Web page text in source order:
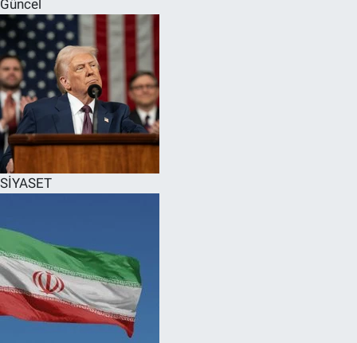
Güncel
SİYASET
SPOR
RESMİ İLANLAR